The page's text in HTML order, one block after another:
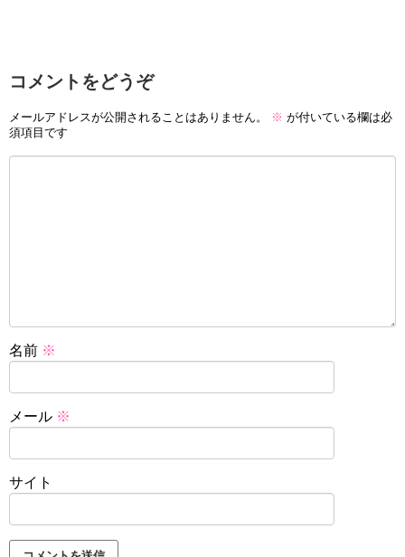
コメントをどうぞ
メールアドレスが公開されることはありません。 ※ が付いている欄は必
須項目です
名前 ※
メール ※
サイト